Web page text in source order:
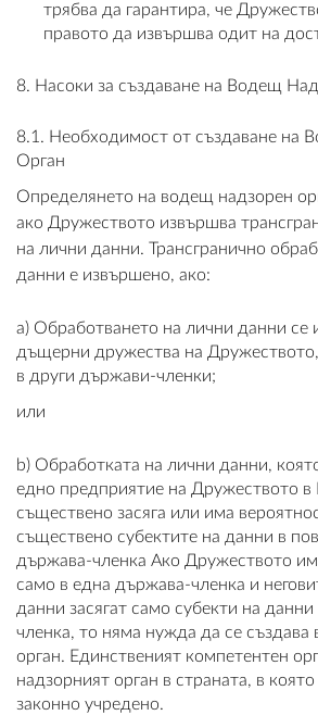
трябва да гарантира, че
правото да извършва одит на
8. Насоки за създаване на Водещ
8.1. Необходимост от създаване на
Орган
Определянето на водещ надзорен
ако Дружеството извършва
на лични данни. Трансгранично
данни е извършено, ако:
a) Обработването на лични данни се
дъщерни дружества на
в други държави-членки;
или
b) Обработката на лични данни,
едно предприятие на Дружеството в
съществено засяга или има
съществено субектите на данни в
държава-членка Ако Дружеството
само в една държава-членка и
данни засягат само субекти на
членка, то няма нужда да се
орган. Единственият компетентен
надзорният орган в страната, в
законно учредено.